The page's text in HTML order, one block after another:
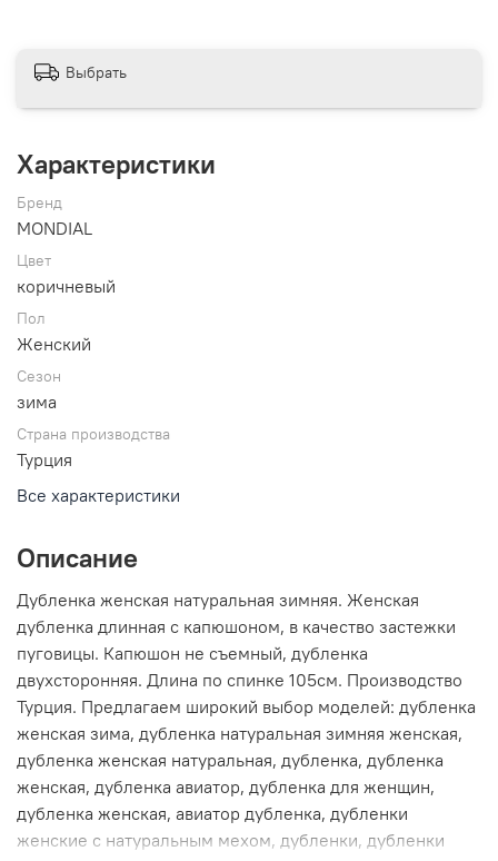
Выбрать
Характеристики
Бренд
MONDIAL
Цвет
коричневый
Пол
Женский
Сезон
зима
Страна производства
Турция
Все характеристики
Описание
Дубленка женская натуральная зимняя. Женская
дубленка длинная с капюшоном, в качество застежки
пуговицы. Капюшон не съемный, дубленка
двухсторонняя. Длина по спинке 105см. Производство
Турция. Предлагаем широкий выбор моделей: дубленка
женская зима, дубленка натуральная зимняя женская,
дубленка женская натуральная, дубленка, дубленка
женская, дубленка авиатор, дубленка для женщин,
дубленка женская, авиатор дубленка, дубленки
женские с натуральным мехом, дубленки, дубленки